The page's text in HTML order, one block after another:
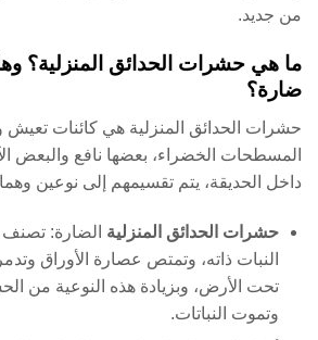
من جديد.
ما هي حشرات الحدائق المنزلية؟
ضارة؟
حشرات الحدائق المنزلية هي كائنات تعيش
المسطحات الخضراء، بعضها نافع والبعض
داخل الحديقة، يتم تقسيمهم إلى نوعين
حشرات الحدائق المنزلية الضارة: تصنف
النبات ذاته، وتمتص عصارة الأوراق
تحت الأرض، وبزيادة هذه النوعية من
وتموت النباتات.